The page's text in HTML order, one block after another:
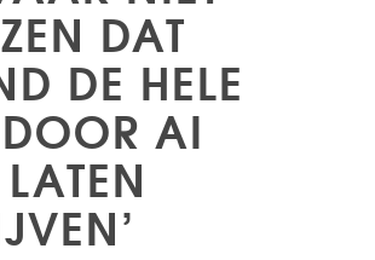
DAT
DE HELE
AI